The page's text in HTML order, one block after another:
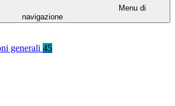
Menu di
navigazione
generali 45